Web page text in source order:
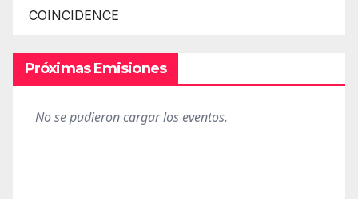
COINCIDENCE
Próximas Emisiones